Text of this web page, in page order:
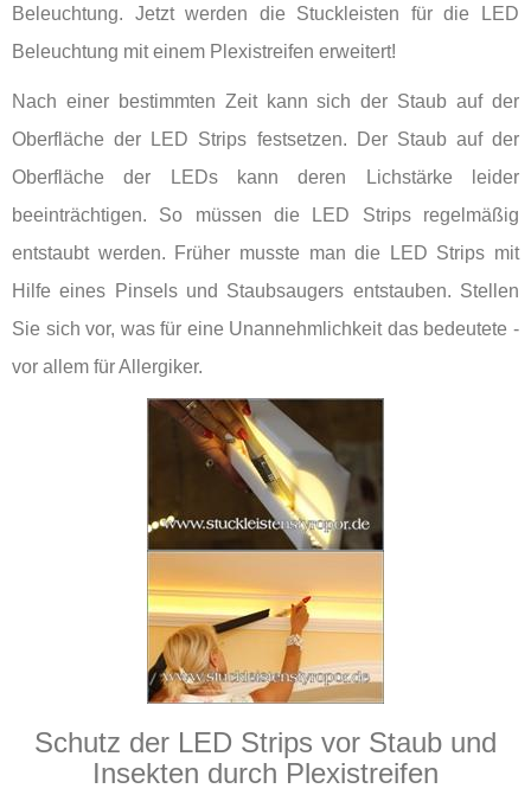
Beleuchtung. Jetzt werden die Stuckleisten für die LED
Beleuchtung mit einem Plexistreifen erweitert!
Nach einer bestimmten Zeit kann sich der Staub auf der
Oberfläche der LED Strips festsetzen. Der Staub auf der
Oberfläche der LEDs kann deren Lichstärke leider
beeinträchtigen. So müssen die LED Strips regelmäßig
entstaubt werden. Früher musste man die LED Strips mit
Hilfe eines Pinsels und Staubsaugers entstauben. Stellen
Sie sich vor, was für eine Unannehmlichkeit das bedeutete -
vor allem für Allergiker.
Schutz der LED Strips vor Staub und
Insekten durch Plexistreifen